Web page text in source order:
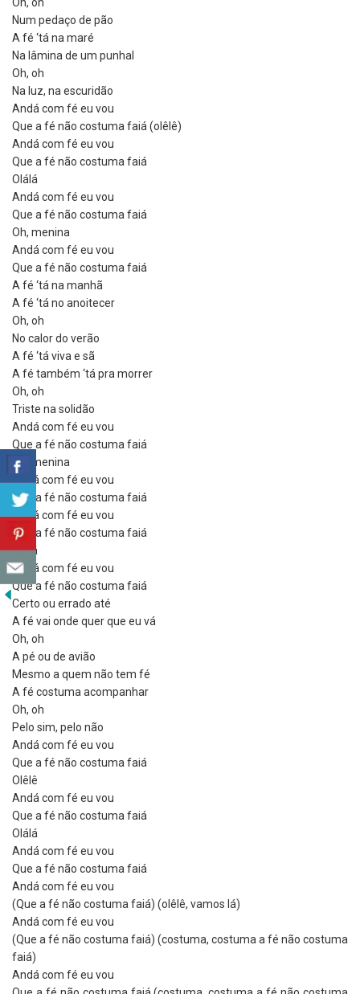
Num pedaço de pão
A fé ‘tá na maré
Na lâmina de um punhal
Oh, oh
Na luz, na escuridão
Andá com fé eu vou
Que a fé não costuma faiá (olêlê)
Andá com fé eu vou
Que a fé não costuma faiá
Olálá
Andá com fé eu vou
Que a fé não costuma faiá
Oh, menina
Andá com fé eu vou
Que a fé não costuma faiá
A fé ‘tá na manhã
A fé ‘tá no anoitecer
Oh, oh
No calor do verão
A fé ‘tá viva e sã
A fé também ‘tá pra morrer
Oh, oh
Triste na solidão
Andá com fé eu vou
Que a fé não costuma faiá
Oh, menina
Andá com fé eu vou
Que a fé não costuma faiá
Andá com fé eu vou
Que a fé não costuma faiá
Olálá
Andá com fé eu vou
Que a fé não costuma faiá
Certo ou errado até
A fé vai onde quer que eu vá
Oh, oh
A pé ou de avião
Mesmo a quem não tem fé
A fé costuma acompanhar
Oh, oh
Pelo sim, pelo não
Andá com fé eu vou
Que a fé não costuma faiá
Olêlê
Andá com fé eu vou
Que a fé não costuma faiá
Olálá
Andá com fé eu vou
Que a fé não costuma faiá
Andá com fé eu vou
(Que a fé não costuma faiá) (olêlê, vamos lá)
Andá com fé eu vou
(Que a fé não costuma faiá) (costuma, costuma a fé não costuma
faiá)
Andá com fé eu vou